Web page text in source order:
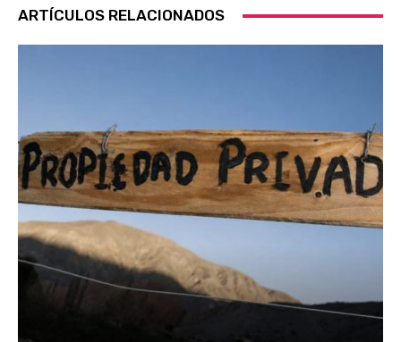
ARTÍCULOS RELACIONADOS